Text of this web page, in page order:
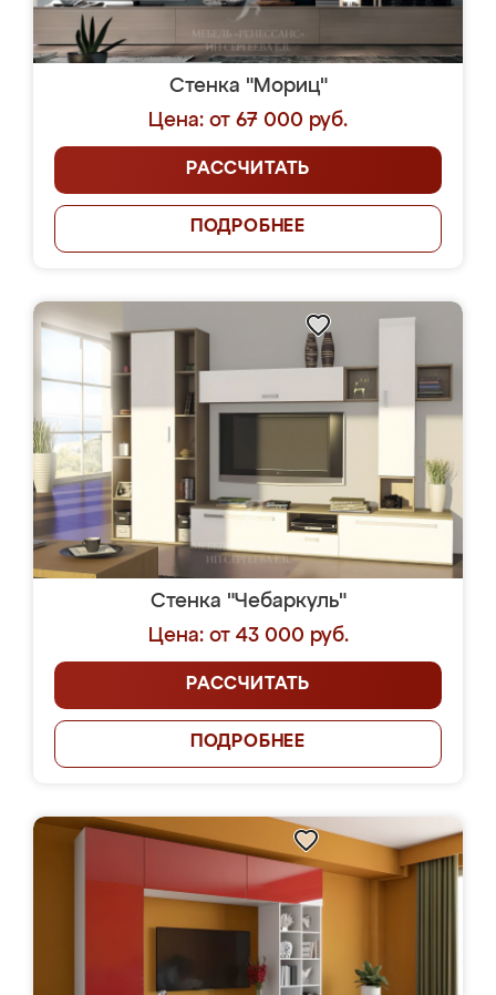
Стенка "Мориц"
Цена: от 67 000 руб.
РАССЧИТАТЬ
ПОДРОБНЕЕ
Стенка "Чебаркуль"
Цена: от 43 000 руб.
РАССЧИТАТЬ
ПОДРОБНЕЕ